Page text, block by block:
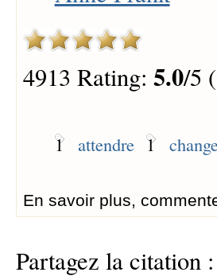
4913 Rating: 5.0/5
1 attendre 1
En savoir plus,
Partagez la citation :